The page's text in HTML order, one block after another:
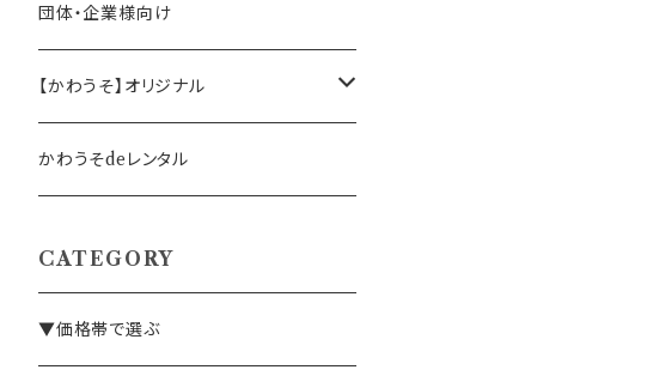
バッグ・かばん
営業マン向け
事務職の方向け
福袋・まとめ買い
団体・企業様向け
【かわうそ】オリジナル
デザイナー
かわうそdeレンタル
CATEGORY
▼価格帯で選ぶ